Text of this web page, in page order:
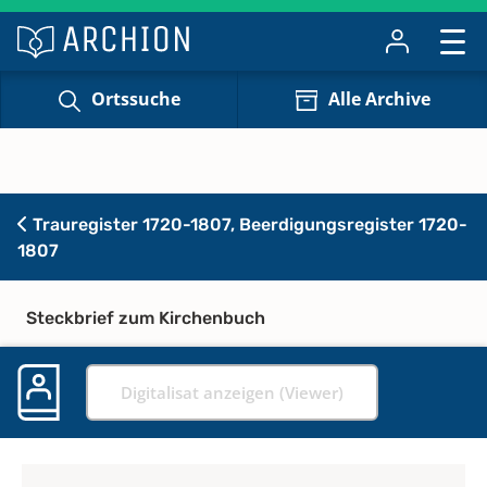
Ortssuche Alle Archive
Trauregister 1720-1807, Beerdigungsregister 1720-
1807
Steckbrief zum Kirchenbuch
Digitalisat anzeigen (Viewer)